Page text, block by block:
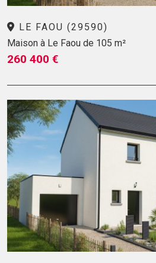
LE FAOU (29590)
Maison à Le Faou de 105 m²
260 400 €